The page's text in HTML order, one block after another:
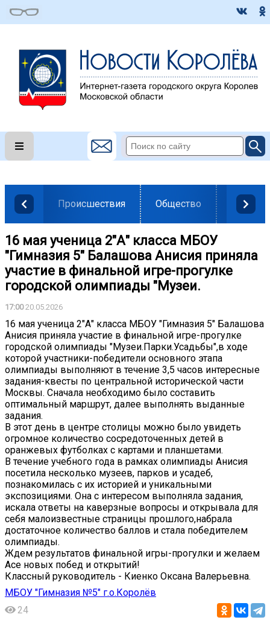
Происшествия Общество Власть
16 мая ученица 2"А" класса МБОУ
"Гимназия 5" Балашова Анисия приняла
участие в финальной игре-прогулке
городской олимпиады "Музеи.
17:0020.05.2026
16 мая ученица 2"А" класса МБОУ "Гимназия 5" Балашова
Анисия приняла участие в финальной игре-прогулке
городской олимпиады "Музеи.Парки.Усадьбы",в ходе
которой участники-победители основного этапа
олимпиады выполняют в течение 3,5 часов интересные
задания-квесты по центральной исторической части
Москвы. Сначала необходимо было составить
оптимальный маршрут, далее выполнять выданные
задания.
В этот день в центре столицы можно было увидеть
огромное количество сосредоточенных детей в
оранжевых футболках с картами и планшетами.
В течение учебного года в рамках олимпиады Анисия
посетила несколько музеев, парков и усадеб,
познакомилась с их историей и уникальными
экспозициями. Она с интересом выполняла задания,
искала ответы на каверзные вопросы и открывала для
себя малоизвестные страницы прошлого,набрала
достаточное количество баллов и стала победителем
олимпиады.
Ждем результатов финальной игры-прогулки и желаем
Асе новых побед и открытий!
Классный руководитель - Киенко Оксана Валерьевна.
МБОУ "Гимназия №5" г.о.Королёв
24